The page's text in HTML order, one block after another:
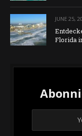
JUNE 25,
Florida